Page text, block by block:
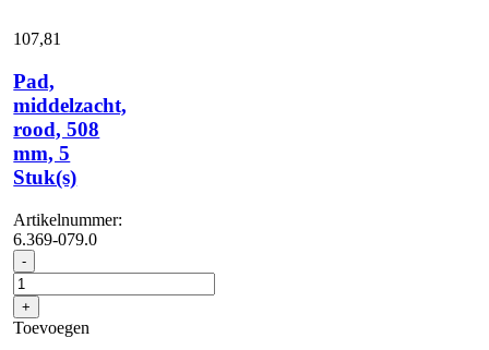
107,81
Pad,
middelzacht,
rood, 508
mm, 5
Stuk(s)
Artikelnummer:
6.369-079.0
- Pad,
middelzacht,
rood,
508
mm,
+
Toevoegen